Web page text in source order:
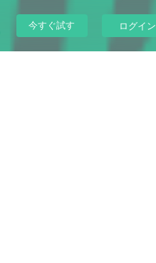
今すぐ試す ログイン